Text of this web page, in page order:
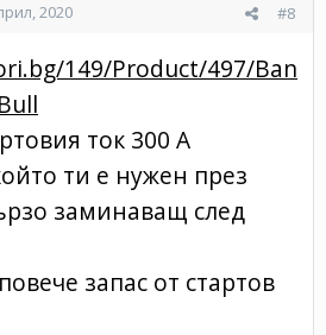
#8
2020
149/Product/497/Ban
ток 300 A
ти е нужен през
заминаващ след
запас от стартов